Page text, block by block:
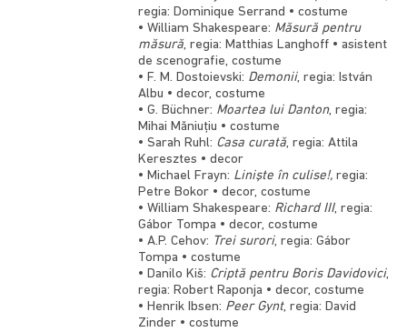
regia: Dominique Serrand • costume
• William Shakespeare: Măsură pentru
măsură, regia: Matthias Langhoff • asistent
de scenografie, costume
• F. M. Dostoievski: Demonii, regia: István
Albu • decor, costume
• G. Büchner: Moartea lui Danton, regia:
Mihai Măniuţiu • costume
• Sarah Ruhl: Casa curată, regia: Attila
Keresztes • decor
• Michael Frayn: Linişte în culise!, regia:
Petre Bokor • decor, costume
• William Shakespeare: Richard III, regia:
Gábor Tompa • decor, costume
• A.P. Cehov: Trei surori, regia: Gábor
Tompa • costume
• Danilo Kiš: Criptă pentru Boris Davidovici,
regia: Robert Raponja • decor, costume
• Henrik Ibsen: Peer Gynt, regia: David
Zinder • costume